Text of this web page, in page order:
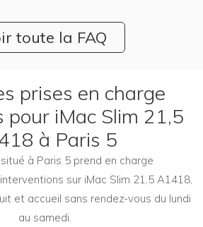
toute la FAQ
prises en charge
pour iMac Slim 21,5
à Paris 5
à Paris 5 prend en charge
sur iMac Slim 21,5 A1418,
et accueil sans rendez-vous du lundi
au samedi.